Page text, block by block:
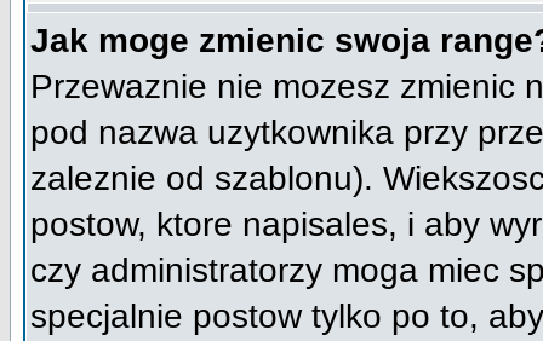
Jak moge zmienic swoja
Przewaznie nie mozesz zmienic
pod nazwa uzytkownika przy
zaleznie od szablonu).
postow, ktore napisales, i aby
czy administratorzy moga miec
specjalnie postow tylko po to,